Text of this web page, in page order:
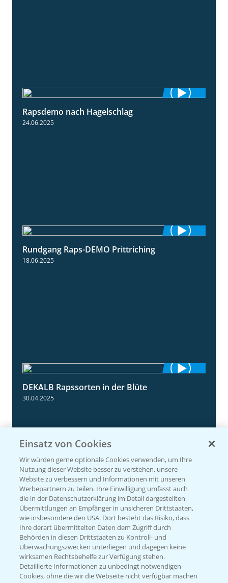
Rapsdemo nach Hagelschlag
24.06.2025
Rundgang Raps-DEMO Prittriching
18.06.2025
DEKALB Rapssorten in der Blüte
30.04.2025
Rundgang über die Raps DEMOS
24.03.2025
Einsatz von Cookies
Wir würden gerne optionale Cookies verwenden, um Ihre
Nutzung dieser Website besser zu verstehen, unsere
Website zu verbessern und Informationen mit unseren
Werbepartnern zu teilen. Ihre Einwilligung umfasst auch
die in der Datenschutzerklärung im Detail dargestellten
Übermittlungen an Empfänger in unsicheren Drittstaaten,
wie insbesondere den USA. Dort besteht das Risiko, dass
Ihre derart übermittelten Daten dem Zugriff durch
Behörden in diesen Drittstaaten zu Kontroll- und
Überwachungszwecken unterliegen und dagegen keine
wirksamen Rechtsbehelfe zur Verfügung stehen.
Detaillierte Informationen zu unbedingt notwendigen
Cookies, ohne die wir die Webseite nicht verfügbar machen